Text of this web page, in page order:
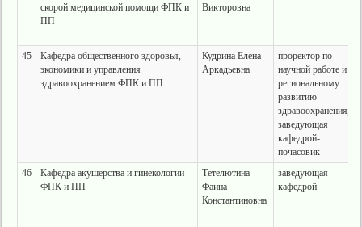
скорой медицинской помощи ФПК и
ПП
Викторовна
45
Кафедра общественного здоровья,
экономики и управления
здравоохранением ФПК и ПП
Кудрина Елена
Аркадьевна
проректор по
научной работе и
региональному
развитию
здравоохранения,
заведующая
кафедрой-
почасовик
46
Кафедра акушерства и гинекологии
ФПК и ПП
Тетелютина
Фаина
Константиновна
заведующая
кафедрой